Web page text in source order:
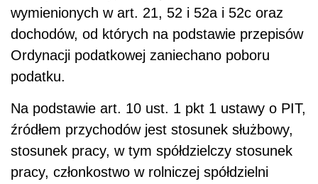
wymienionych w art. 21, 52 i 52a i 52c oraz
dochodów, od których na podstawie przepisów
Ordynacji podatkowej zaniechano poboru
podatku.
Na podstawie art. 10 ust. 1 pkt 1 ustawy o PIT,
źródłem przychodów jest stosunek służbowy,
stosunek pracy, w tym spółdzielczy stosunek
pracy, członkostwo w rolniczej spółdzielni